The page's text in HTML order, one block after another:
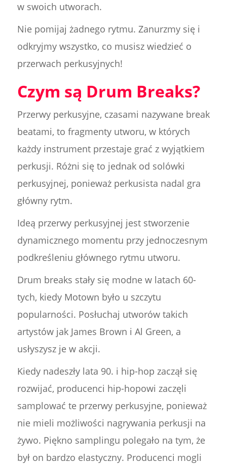
w swoich utworach.
Nie pomijaj żadnego rytmu. Zanurzmy się i
odkryjmy wszystko, co musisz wiedzieć o
przerwach perkusyjnych!
Czym są Drum Breaks?
Przerwy perkusyjne, czasami nazywane break
beatami, to fragmenty utworu, w których
każdy instrument przestaje grać z wyjątkiem
perkusji. Różni się to jednak od solówki
perkusyjnej, ponieważ perkusista nadal gra
główny rytm.
Ideą przerwy perkusyjnej jest stworzenie
dynamicznego momentu przy jednoczesnym
podkreśleniu głównego rytmu utworu.
Drum breaks stały się modne w latach 60-
tych, kiedy Motown było u szczytu
popularności. Posłuchaj utworów takich
artystów jak James Brown i Al Green, a
usłyszysz je w akcji.
Kiedy nadeszły lata 90. i hip-hop zaczął się
rozwijać, producenci hip-hopowi zaczęli
samplować te przerwy perkusyjne, ponieważ
nie mieli możliwości nagrywania perkusji na
żywo. Piękno samplingu polegało na tym, że
był on bardzo elastyczny. Producenci mogli